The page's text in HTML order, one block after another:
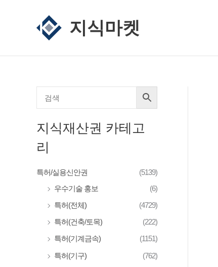
지식마켓
지식재산권 카테고
리
특허/실용신안권
(5139)
우수기술 홍보
(6)
특허(전체)
(4729)
특허(건축/토목)
(222)
특허(기계금속)
(1151)
특허(기구)
(762)
격
격